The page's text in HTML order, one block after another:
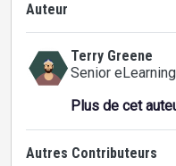
Auteur
Terry Greene
Senior
Plus de cet
Autres Contributeurs